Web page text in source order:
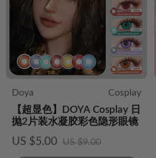
Doya
Cosplay
【超显色】DOYA Cosplay 日
抛2片装水凝胶彩色隐形眼镜
US $5.00 US $9.00